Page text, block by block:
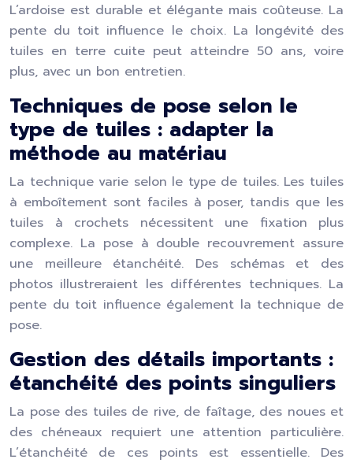
L’ardoise est durable et élégante mais coûteuse. La
pente du toit influence le choix. La longévité des
tuiles en terre cuite peut atteindre 50 ans, voire
plus, avec un bon entretien.
Techniques de pose selon le
type de tuiles : adapter la
méthode au matériau
La technique varie selon le type de tuiles. Les tuiles
à emboîtement sont faciles à poser, tandis que les
tuiles à crochets nécessitent une fixation plus
complexe. La pose à double recouvrement assure
une meilleure étanchéité. Des schémas et des
photos illustreraient les différentes techniques. La
pente du toit influence également la technique de
pose.
Gestion des détails importants :
étanchéité des points singuliers
La pose des tuiles de rive, de faîtage, des noues et
des chéneaux requiert une attention particulière.
L’étanchéité de ces points est essentielle. Des